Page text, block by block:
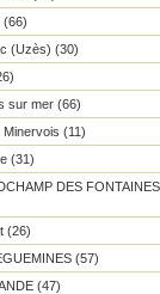
(66)
(Uzès) (30)
sur mer (66)
Minervois (11)
(31)
DES FONTAINES
(26)
(57)
(47)